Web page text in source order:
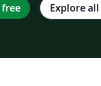
Explore